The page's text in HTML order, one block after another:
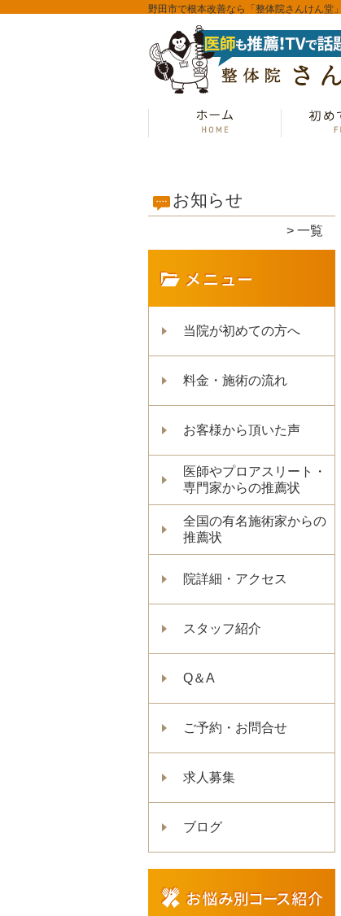
野田市で根本改善なら「整体院さんけん堂」
お知らせ
一覧
当院が初めての方へ
料金・施術の流れ
お客様から頂いた声
医師やプロアスリート・
専門家からの推薦状
全国の有名施術家からの
推薦状
院詳細・アクセス
スタッフ紹介
Q＆A
ご予約・お問合せ
求人募集
ブログ